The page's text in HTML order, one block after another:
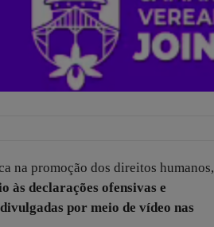
na promoção dos direitos humanos,
às declarações ofensivas e
por meio de vídeo nas